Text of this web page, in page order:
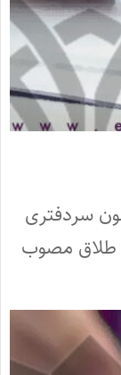
سردفتری
و طلاق مصوب